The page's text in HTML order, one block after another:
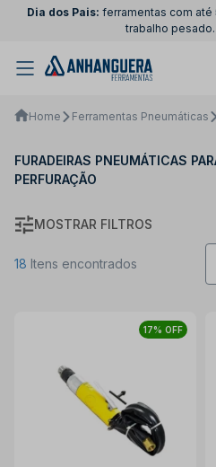
Dia dos Pais: ferramentas com até
trabalho pesado.
Home Ferramentas Pneumáticas
FURADEIRAS PNEUMÁTICAS
PERFURAÇÃO
MOSTRAR FILTROS
18 Itens encontrados
17% OFF